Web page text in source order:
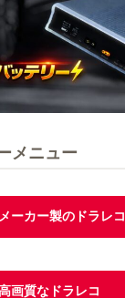
メニュー
ーカー製のドラレコ
画質なドラレコ